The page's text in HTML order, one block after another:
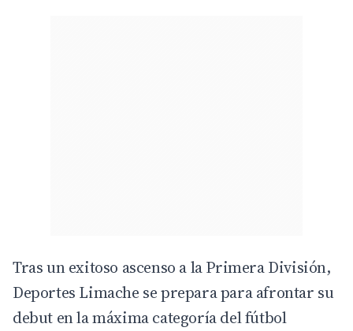
Tras un exitoso ascenso a laPrimera División,
Deportes Limache se prepara para afrontar su
debut en la máxima categoría del fútbol